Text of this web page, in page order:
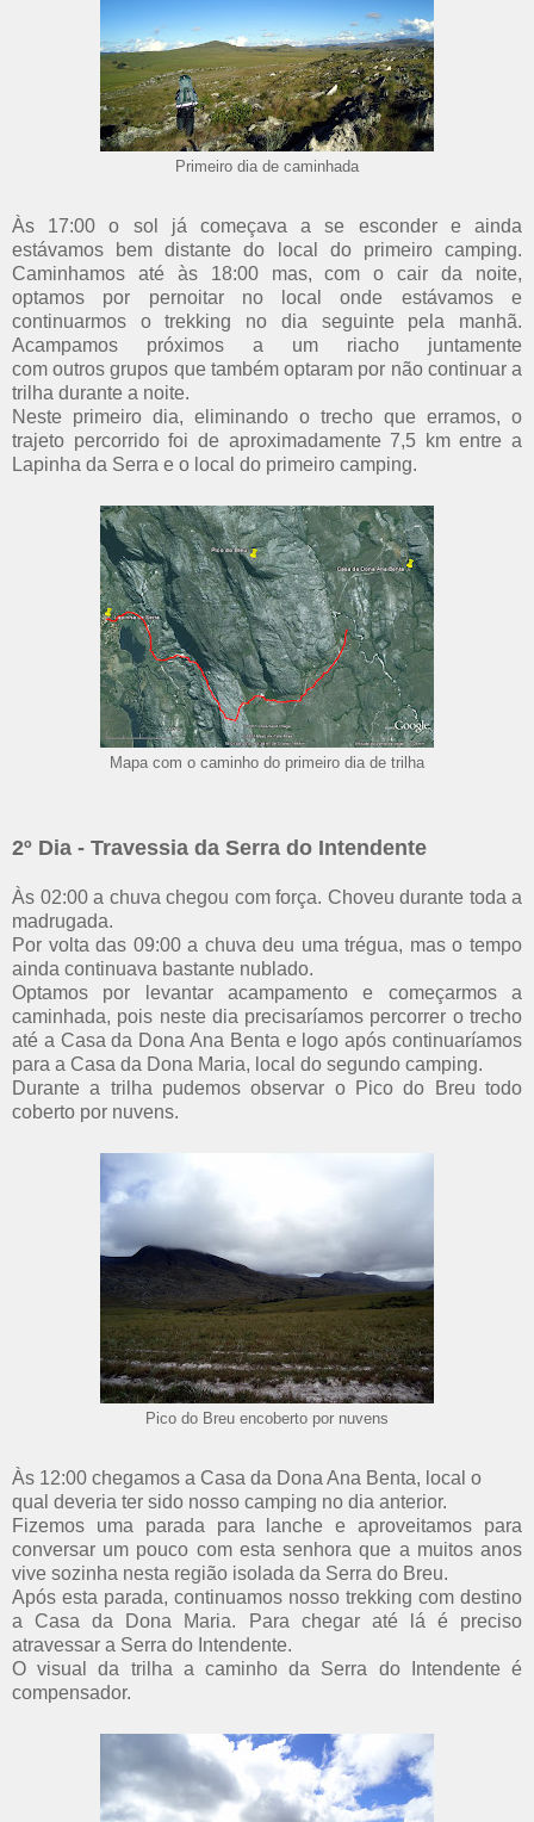
Primeiro dia de caminhada
Às 17:00 o sol já começava a se esconder e ainda
estávamos bem distante do local do primeiro camping.
Caminhamos até às 18:00 mas, com o cair da noite,
optamos por pernoitar no local onde estávamos e
continuarmos o trekking no dia seguinte pela manhã.
Acampamos próximos a um riacho juntamente
com outros grupos que também optaram por não continuar a
trilha durante a noite.
Neste primeiro dia, eliminando o trecho que erramos, o
trajeto percorrido foi de aproximadamente 7,5 km entre a
Lapinha da Serra e o local do primeiro camping.
Mapa com o caminho do primeiro dia de trilha
2º Dia - Travessia da Serra do Intendente
Às 02:00 a chuva chegou com força. Choveu durante toda a
madrugada.
Por volta das 09:00 a chuva deu uma trégua, mas o tempo
ainda continuava bastante nublado.
Optamos por levantar acampamento e começarmos a
caminhada, pois neste dia precisaríamos percorrer o trecho
até a Casa da Dona Ana Benta e logo após continuaríamos
para a Casa da Dona Maria, local do segundo camping.
Durante a trilha pudemos observar o Pico do Breu todo
coberto por nuvens.
Pico do Breu encoberto por nuvens
Às 12:00 chegamos a Casa da Dona Ana Benta, local o
qual deveria ter sido nosso camping no dia anterior.
Fizemos uma parada para lanche e aproveitamos para
conversar um pouco com esta senhora que a muitos anos
vive sozinha nesta região isolada da Serra do Breu.
Após esta parada, continuamos nosso trekking com destino
a Casa da Dona Maria. Para chegar até lá é preciso
atravessar a Serra do Intendente.
O visual da trilha a caminho da Serra do Intendente é
compensador.